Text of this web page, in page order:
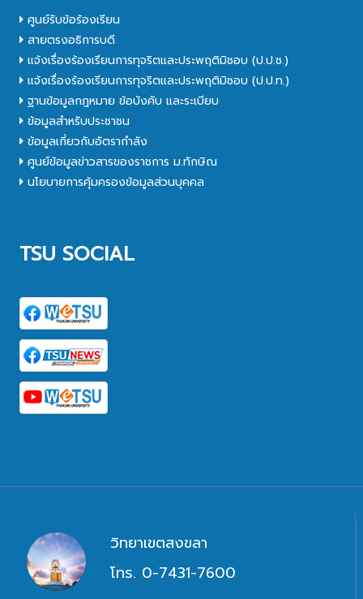
ศูนย์รับข้อร้องเรียน
สายตรงอธิการบดี
แจ้งเรื่องร้องเรียนการทุจริตและประพฤติมิชอบ (ป.ป.ช.)
แจ้งเรื่องร้องเรียนการทุจริตและประพฤติมิชอบ (ป.ป.ท.)
ฐานข้อมูลกฎหมาย ข้อบังคับ และระเบียบ
ข้อมูลสำหรับประชาชน
ข้อมูลเกี่ยวกับอัตรากำลัง
ศูนย์ข้อมูลข่าวสารของราชการ ม.ทักษิณ
นโยบายการคุ้มครองข้อมูลส่วนบุคคล
TSU SOCIAL
วิทยาเขตสงขลา
โทร. 0-7431-7600